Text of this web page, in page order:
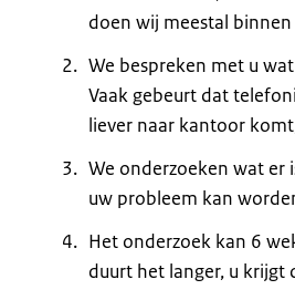
doen wij meestal
We bespreken met u
Vaak gebeurt dat
liever naar kantoor
We onderzoeken wat er
uw probleem kan
Het onderzoek kan 6
duurt het langer, u krijgt